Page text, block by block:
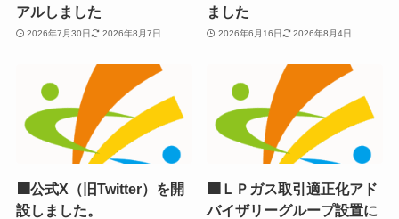
アルしました
2026年7月30日 2026年8月7日
ました
2026年6月16日 2026年8月4日
🟧公式X（旧Twitter）を開
設しました。
🟧ＬＰガス取引適正化アド
バイザリーグループ設置に